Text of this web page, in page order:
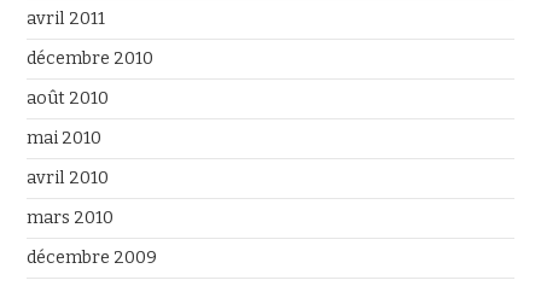
avril 2011
décembre 2010
août 2010
mai 2010
avril 2010
mars 2010
décembre 2009